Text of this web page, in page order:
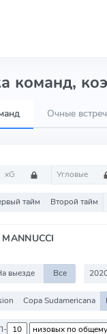
команд,
Очные
xG Угловые
тайм Второй тайм
выезде Все
Copa Sudamericana